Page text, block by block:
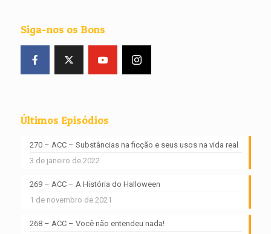
Siga-nos os Bons
Últimos Episódios
270 – ACC – Substâncias na ficção e seus usos na vida real
3 de janeiro de 2022
269 – ACC – A História do Halloween
1 de novembro de 2021
268 – ACC – Você não entendeu nada!